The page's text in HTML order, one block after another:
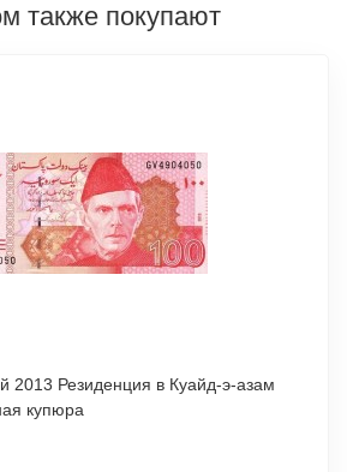
также покупают
э-азам
купюра